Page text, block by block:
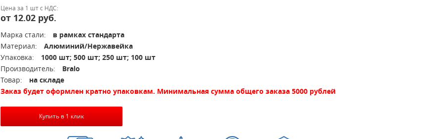
Цена за 1 шт с НДС:
от 12.02 руб.
Марка стали:
в рамках стандарта
Материал:
Алюминий/Нержавейка
Упаковка:
1000 шт; 500 шт; 250 шт; 100 шт
Производитель:
Bralo
Товар:
на складе
Заказ будет оформлен кратно упаковкам. Минимальная сумма общего заказа 5000 рублей
Купить в 1 клик